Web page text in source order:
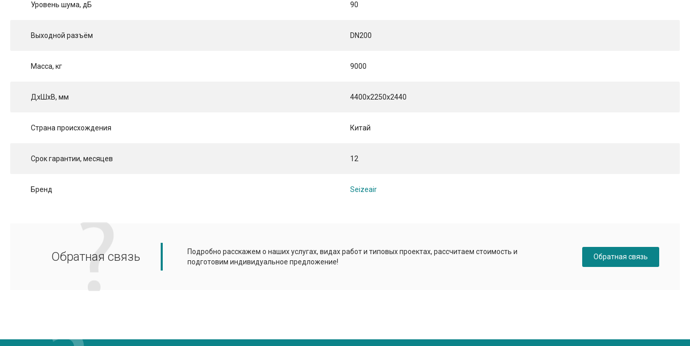
Уровень шума, дБ 90
Выходной разъём DN200
Масса, кг 9000
ДхШхВ, мм 4400x2250x2440
Страна происхождения Китай
Срок гарантии, месяцев 12
Бренд Seizeair
Обратная связь
Подробно расскажем о наших услугах, видах работ и типовых проектах, рассчитаем стоимость и
подготовим индивидуальное предложение!
Обратная связь